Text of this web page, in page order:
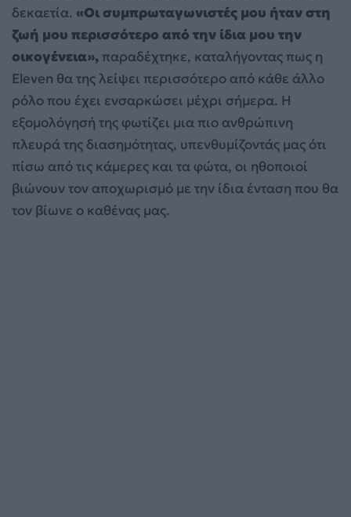
δεκαετία. «Οι συμπρωταγωνιστές μου ήταν στη
ζωή μου περισσότερο από την ίδια μου την
οικογένεια», παραδέχτηκε, καταλήγοντας πως η
Eleven θα της λείψει περισσότερο από κάθε άλλο
ρόλο που έχει ενσαρκώσει μέχρι σήμερα. Η
εξομολόγησή της φωτίζει μια πιο ανθρώπινη
πλευρά της διασημότητας, υπενθυμίζοντάς μας ότι
πίσω από τις κάμερες και τα φώτα, οι ηθοποιοί
βιώνουν τον αποχωρισμό με την ίδια ένταση που θα
τον βίωνε ο καθένας μας.